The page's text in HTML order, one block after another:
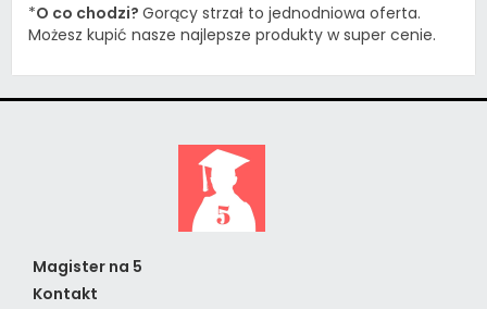
*O co chodzi? Gorący strzał to jednodniowa oferta.
Możesz kupić nasze najlepsze produkty w super cenie.
Magister na 5
Kontakt